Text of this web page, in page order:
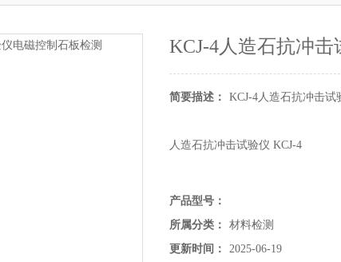
KCJ-4人造石抗冲
简要描述： KCJ-4人造石抗冲击试
人造石抗冲击试验仪 KCJ-4
一、概述
管材跌落试验仪根据《JC/T908-
产品型号：
所属分类：
材料检测
更新时间：
2025-06-19